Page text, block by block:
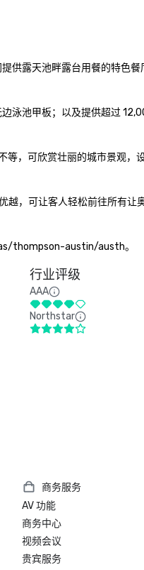
供露天池畔露台用餐的特色餐
泳池甲板；以及提供超过
等，可欣赏壮丽的城市景观，
越，可让客人轻松前往所有让
thompson-austin/austh。
行业评级
AAA
Northstar
商务服务
AV 功能
商务中心
视频会议
贵宾服务